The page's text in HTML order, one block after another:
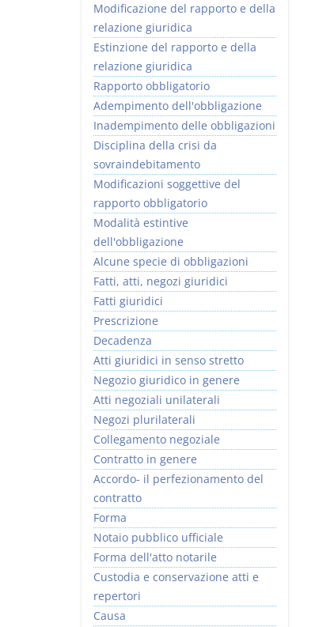
Modificazione del rapporto e della
relazione giuridica
Estinzione del rapporto e della
relazione giuridica
Rapporto obbligatorio
Adempimento dell'obbligazione
Inadempimento delle obbligazioni
Disciplina della crisi da
sovraindebitamento
Modificazioni soggettive del
rapporto obbligatorio
Modalità estintive
dell'obbligazione
Alcune specie di obbligazioni
Fatti, atti, negozi giuridici
Fatti giuridici
Prescrizione
Decadenza
Atti giuridici in senso stretto
Negozio giuridico in genere
Atti negoziali unilaterali
Negozi plurilaterali
Collegamento negoziale
Contratto in genere
Accordo- il perfezionamento del
contratto
Forma
Notaio pubblico ufficiale
Forma dell'atto notarile
Custodia e conservazione atti e
repertori
Causa